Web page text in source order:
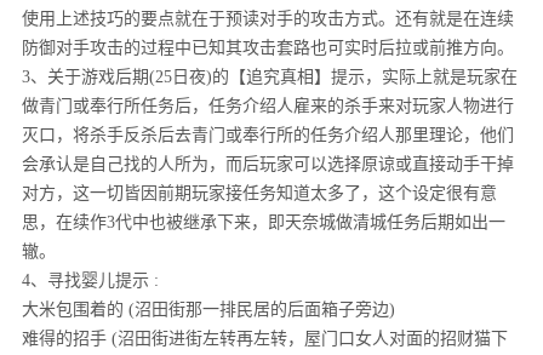
使用上述技巧的要点就在于预读对手的攻击方式。还有就是在连续
防御对手攻击的过程中已知其攻击套路也可实时后拉或前推方向。
3、关于游戏后期(25日夜)的【追究真相】提示，实际上就是玩家在
做青门或奉行所任务后，任务介绍人雇来的杀手来对玩家人物进行
灭口，将杀手反杀后去青门或奉行所的任务介绍人那里理论，他们
会承认是自己找的人所为，而后玩家可以选择原谅或直接动手干掉
对方，这一切皆因前期玩家接任务知道太多了，这个设定很有意
思，在续作3代中也被继承下来，即天奈城做清城任务后期如出一
辙。
4、寻找婴儿提示 :
大米包围着的 (沼田街那一排民居的后面箱子旁边)
难得的招手 (沼田街进街左转再左转，屋门口女人对面的招财猫下